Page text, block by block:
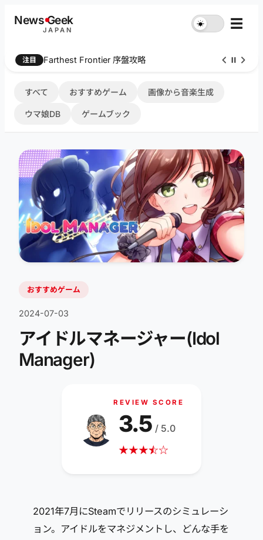
NewsGeek
JAPAN
☀︎ ☰
注目 Farthest Frontier 序盤攻略
すべて おすすめゲーム 画像から音楽生成
ウマ娘DB ゲームブック
おすすめゲーム
2024-07-03
アイドルマネージャー(Idol
Manager)
REVIEW SCORE
★★★☆
★☆
3.5 / 5.0
2021年7月にSteamでリリースのシミュレーシ
ョン。アイドルをマネジメントし、どんな手を